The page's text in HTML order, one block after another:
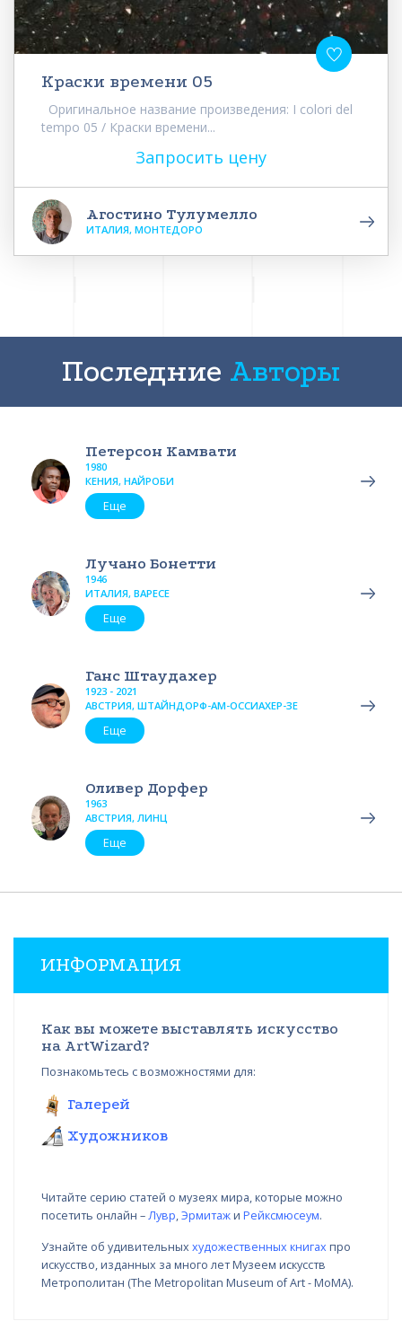
Краски времени 05
Оригинальное название произведения: I colori del
tempo 05 / Краски времени...
Запросить цену
Агостино Тулумелло
ИТАЛИЯ, МОНТЕДОРО
Последние Авторы
Петерсон Камвати
1980
КЕНИЯ, НАЙРОБИ
Еще
Лучано Бонетти
1946
ИТАЛИЯ, ВАРЕСЕ
Еще
Ганс Штаудахер
1923 - 2021
АВСТРИЯ, ШТАЙНДОРФ-АМ-ОССИАХЕР-ЗЕ
Еще
Оливер Дорфер
1963
АВСТРИЯ, ЛИНЦ
Еще
ИНФОРМАЦИЯ
Как вы можете выставлять искусство
на ArtWizard?
Познакомьтесь с возможностями для:
Галерей
Художников
Читайте серию статей о музеях мира, которые можно
посетить онлайн –Лувр,Эрмитажи Рейксмюсеум.
Узнайте об удивительных художественных книгах про
искусство, изданных за много лет Музеем искусств
Метрополитан (The Metropolitan Museum of Art - MoMA).